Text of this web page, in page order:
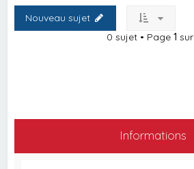
Nouveau sujet
0 sujet • Page 1 sur
Informations